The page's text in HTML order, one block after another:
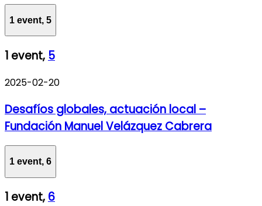
1 event, 5
1 event, 5
2025-02-20
Desafíos globales, actuación local –
Fundación Manuel Velázquez Cabrera
1 event, 6
1 event, 6